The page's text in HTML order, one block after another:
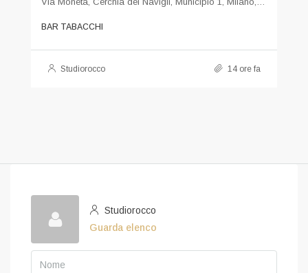
BAR TABACCHI
Studiorocco 14 ore fa
Studiorocco
Guarda elenco